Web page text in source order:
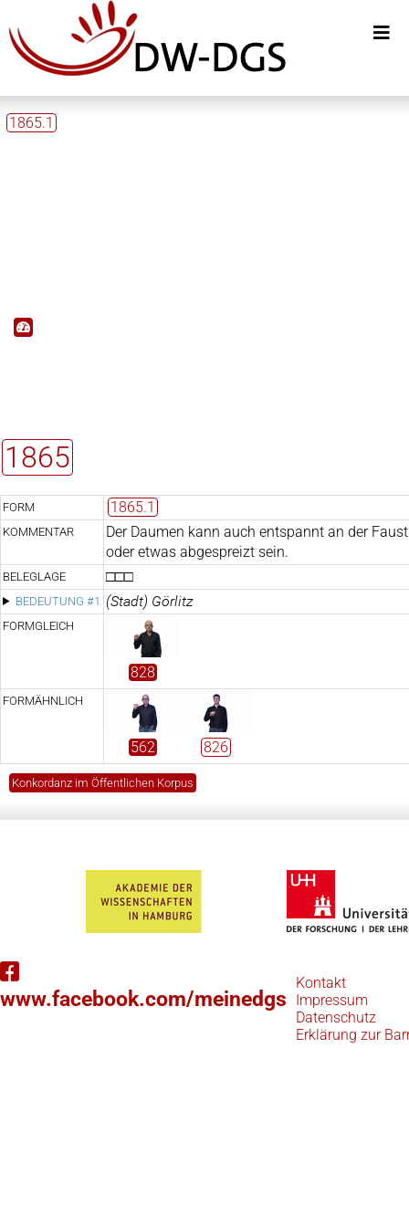
1865.1
1865
FORM 1865.1
KOMMENTAR
Der Daumen kann auch entspannt an der
oder etwas abgespreizt sein.
BELEGLAGE □□□
BEDEUTUNG #1 (Stadt) Görlitz
FORMGLEICH
828
FORMÄHNLICH
562 826
Konkordanz im Öffentlichen Korpus
www.facebook.com/meinedgs
Kontakt
Impressum
Datenschutz
Erklärung zur